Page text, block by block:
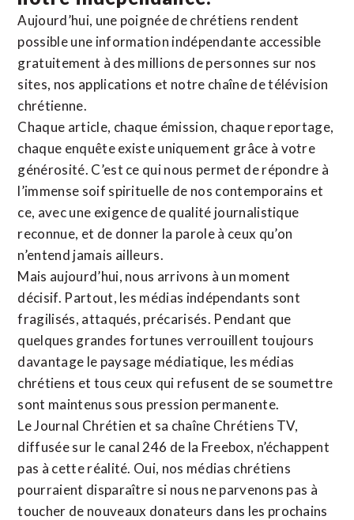
Aujourd’hui, une poignée de chrétiens rendent
possible une information indépendante accessible
gratuitement à des millions de personnes sur nos
sites, nos applications et notre chaîne de télévision
chrétienne.
Chaque article, chaque émission, chaque reportage,
chaque enquête existe uniquement grâce à votre
générosité. C’est ce qui nous permet de répondre à
l’immense soif spirituelle de nos contemporains et
ce, avec une exigence de qualité journalistique
reconnue, et de donner la parole à ceux qu’on
n’entend jamais ailleurs.
Mais aujourd’hui, nous arrivons à un moment
décisif. Partout, les médias indépendants sont
fragilisés, attaqués, précarisés. Pendant que
quelques grandes fortunes verrouillent toujours
davantage le paysage médiatique, les médias
chrétiens et tous ceux qui refusent de se soumettre
sont maintenus sous pression permanente.
Le Journal Chrétien et sa chaîne Chrétiens TV,
diffusée sur le canal 246 de la Freebox, n’échappent
pas à cette réalité. Oui, nos médias chrétiens
pourraient disparaître si nous ne parvenons pas à
toucher de nouveaux donateurs dans les prochains